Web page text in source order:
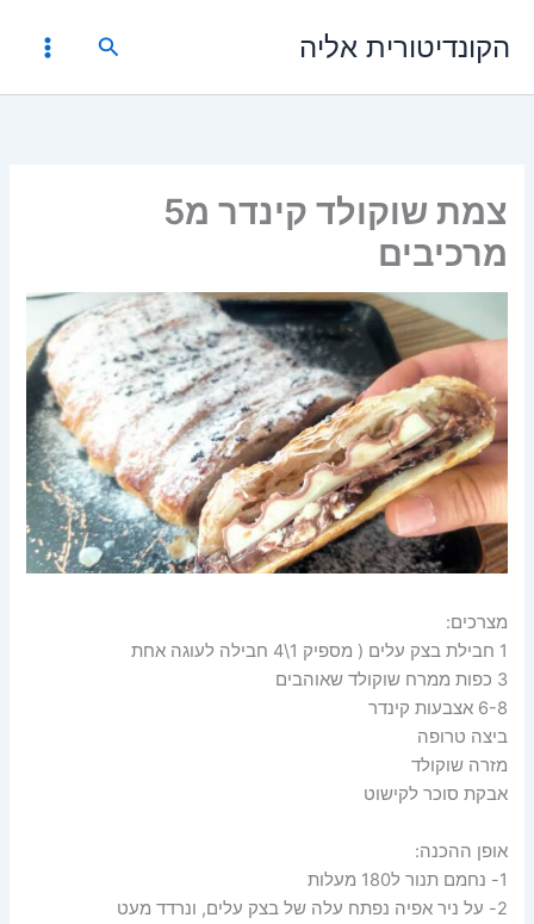
לתוכןהקונדיטורית אליה חיפוש
צמת שוקולד קינדר מ5
מרכיבים
מצרכים:
1 חבילת בצק עלים ( מספיק 1\4 חבילה לעוגה אחת
3 כפות ממרח שוקולד שאוהבים
6-8 אצבעות קינדר
ביצה טרופה
מזרה שוקולד
אבקת סוכר לקישוט
אופן ההכנה:
1- נחמם תנור ל180 מעלות
2- על ניר אפיה נפתח עלה של בצק עלים, ונרדד מעט